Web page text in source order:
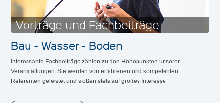
Vorträge und Fachbeiträge
Bau - Wasser - Boden
Interessante Fachbeiträge zählen zu den Höhepunkten unserer
Veranstaltungen. Sie werden von erfahrenen und kompetenten
Referenten geleistet und stoßen stets auf großes Interesse